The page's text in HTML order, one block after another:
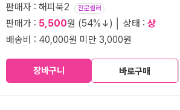
판매자 : 해피북2 전문셀러
판매가 : 5,500원 (54%↓) │ 상태 : 상
배송비 : 40,000원 미만 3,000원
장바구니 바로구매